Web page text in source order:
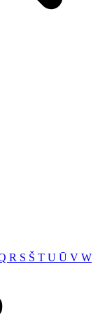
R S Š T U Ū V W